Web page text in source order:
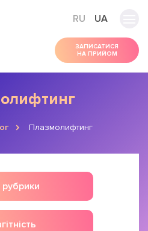
RU UA
ЗАПИСАТИСЯ
НА ПРИЙОМ
Плазмолифтинг
рубрики